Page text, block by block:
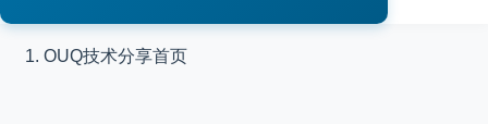
OUQ技术分享首页